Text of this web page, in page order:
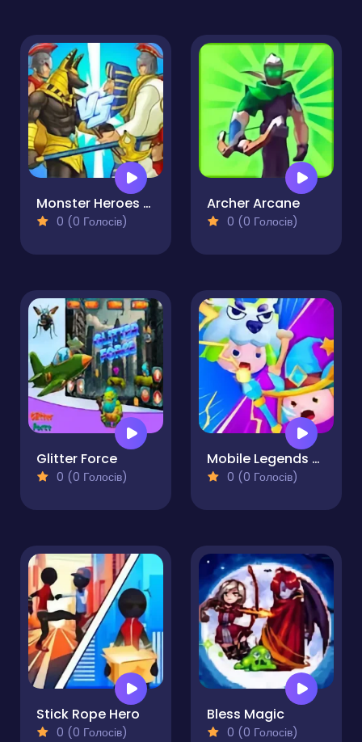
Monster Heroes of Myths
0 (0 Голосів)
Archer Arcane
0 (0 Голосів)
Glitter Force
0 (0 Голосів)
Mobile Legends Slime 3v3
0 (0 Голосів)
Stick Rope Hero
0 (0 Голосів)
Bless Magic
0 (0 Голосів)